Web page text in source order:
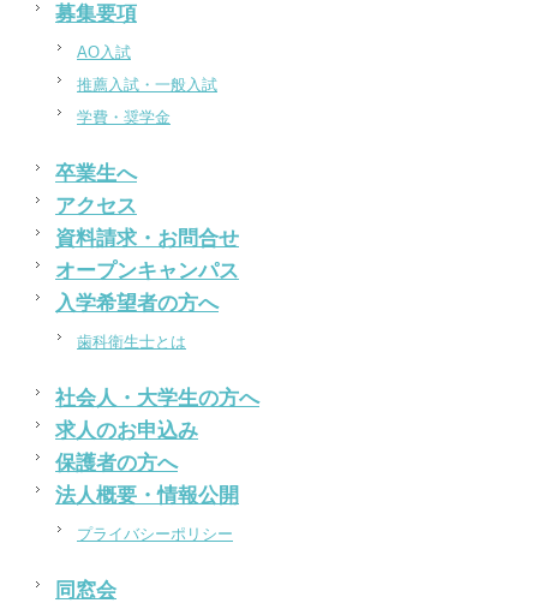
募集要項
AO入試
推薦入試・一般入試
学費・奨学金
卒業生へ
アクセス
資料請求・お問合せ
オープンキャンパス
入学希望者の方へ
歯科衛生士とは
社会人・大学生の方へ
求人のお申込み
保護者の方へ
法人概要・情報公開
プライバシーポリシー
同窓会